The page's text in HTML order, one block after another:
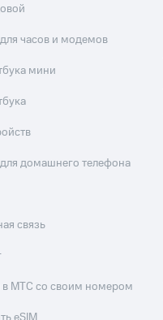
часов и модемов
мини
домашнего телефона
связь
в МТС со своим номером